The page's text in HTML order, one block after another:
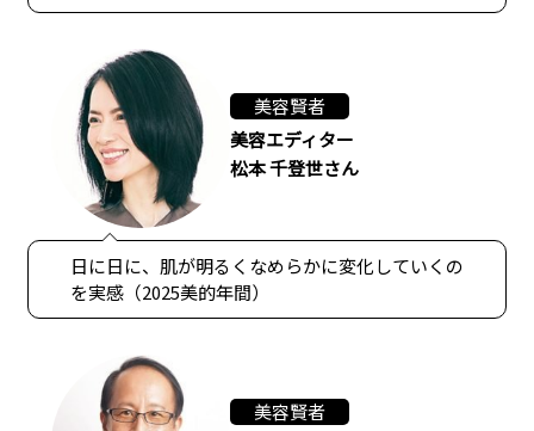
美容賢者
美容エディター
松本 千登世さん
日に日に、肌が明るくなめらかに変化していくの
を実感（2025美的年間）
美容賢者